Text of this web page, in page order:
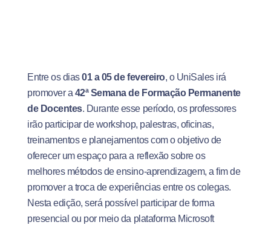
Entre os dias01 a 05 de fevereiro, o UniSales irá
promover a 42ª Semana de Formação Permanente
de Docentes. Durante esse período, os professores
irão participar de workshop, palestras, oficinas,
treinamentos e planejamentos com o objetivo de
oferecer um espaço para a reflexão sobre os
melhores métodos de ensino-aprendizagem, a fim de
promover a troca de experiências entre os colegas.
Nesta edição, será possível participar de forma
presencial ou por meio da plataforma Microsoft